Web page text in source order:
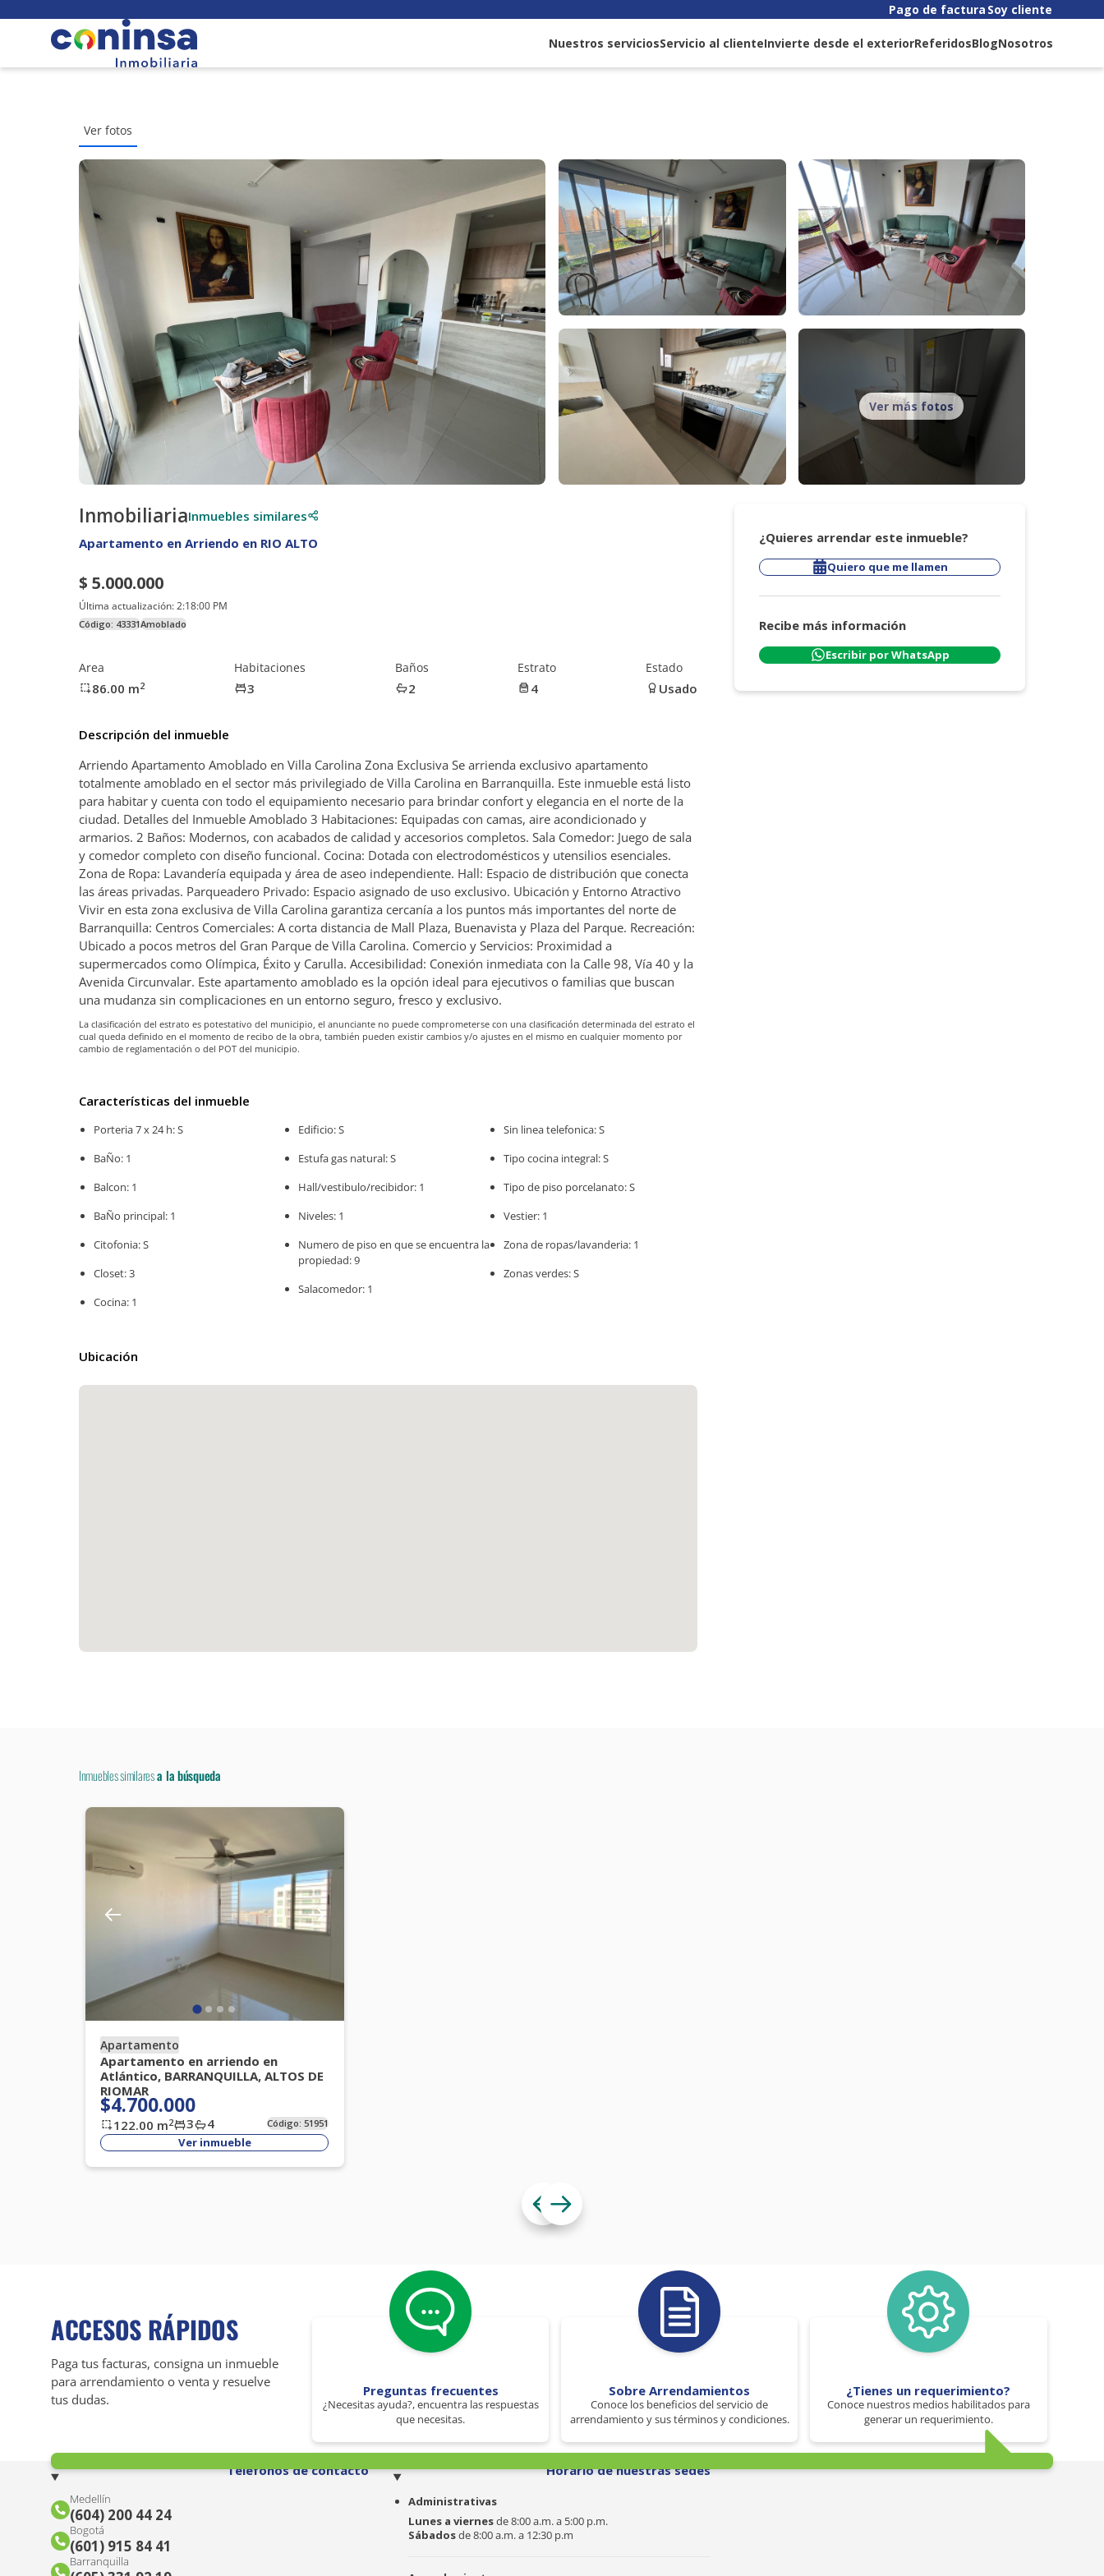
Pago de factura Soy cliente
Nuestros serviciosServicio al clienteInvierte desde el exteriorReferidosBlogNosotros
Ver fotos
Ver más fotos
InmobiliariaInmuebles similares
Apartamento en Arriendo en RIO ALTO
$ 5.000.000
Última actualización:2:18:00 PM
Código: 43331Amoblado
Area
86.00 m2
Habitaciones
3
Baños
2
Estrato
4
Estado
Usado
Descripción del inmueble
Arriendo Apartamento Amoblado en Villa Carolina Zona Exclusiva Se arrienda exclusivo apartamento
totalmente amoblado en el sector más privilegiado de Villa Carolina en Barranquilla. Este inmueble está listo
para habitar y cuenta con todo el equipamiento necesario para brindar confort y elegancia en el norte de la
ciudad. Detalles del Inmueble Amoblado 3 Habitaciones: Equipadas con camas, aire acondicionado y
armarios. 2 Baños: Modernos, con acabados de calidad y accesorios completos. Sala Comedor: Juego de sala
y comedor completo con diseño funcional. Cocina: Dotada con electrodomésticos y utensilios esenciales.
Zona de Ropa: Lavandería equipada y área de aseo independiente. Hall: Espacio de distribución que conecta
las áreas privadas. Parqueadero Privado: Espacio asignado de uso exclusivo. Ubicación y Entorno Atractivo
Vivir en esta zona exclusiva de Villa Carolina garantiza cercanía a los puntos más importantes del norte de
Barranquilla: Centros Comerciales: A corta distancia de Mall Plaza, Buenavista y Plaza del Parque. Recreación:
Ubicado a pocos metros del Gran Parque de Villa Carolina. Comercio y Servicios: Proximidad a
supermercados como Olímpica, Éxito y Carulla. Accesibilidad: Conexión inmediata con la Calle 98, Vía 40 y la
Avenida Circunvalar. Este apartamento amoblado es la opción ideal para ejecutivos o familias que buscan
una mudanza sin complicaciones en un entorno seguro, fresco y exclusivo.
La clasificación del estrato es potestativo del municipio, el anunciante no puede comprometerse con una clasificación determinada del estrato el
cual queda definido en el momento de recibo de la obra, también pueden existir cambios y/o ajustes en el mismo en cualquier momento por
cambio de reglamentación o del POT del municipio.
Características del inmueble
Porteria 7 x 24 h: S
BaÑo: 1
Balcon: 1
BaÑo principal: 1
Citofonia: S
Closet: 3
Cocina: 1
Edificio: S
Estufa gas natural: S
Hall/vestibulo/recibidor: 1
Niveles: 1
Numero de piso en que se encuentra la
propiedad: 9
Salacomedor: 1
Sin linea telefonica: S
Tipo cocina integral: S
Tipo de piso porcelanato: S
Vestier: 1
Zona de ropas/lavanderia: 1
Zonas verdes: S
Ubicación
¿Quieres arrendar este inmueble?
Quiero que me llamen
Recibe más información
Escribir por WhatsApp
Inmuebles similaresa la búsqueda
Apartamento
Apartamento en arriendo en
Atlántico, BARRANQUILLA, ALTOS DE
RIOMAR
$4.700.000
122.00 m2 3 4 Código:51951
Ver inmueble
ACCESOS RÁPIDOS
Paga tus facturas, consigna un inmueble
para arrendamiento o venta y resuelve
tus dudas.
Preguntas frecuentes
¿Necesitas ayuda?, encuentra las respuestas
que necesitas.
Sobre Arrendamientos
Conoce los beneficios del servicio de
arrendamiento y sus términos y condiciones.
¿Tienes un requerimiento?
Conoce nuestros medios habilitados para
generar un requerimiento.
Teléfonos de contacto
Medellín
(604) 200 44 24
Bogotá
(601) 915 84 41
Barranquilla
Horario de nuestras sedes
Administrativas
Lunes a viernesde 8:00 a.m. a 5:00 p.m.
Sábadosde 8:00 a.m. a 12:30 p.m